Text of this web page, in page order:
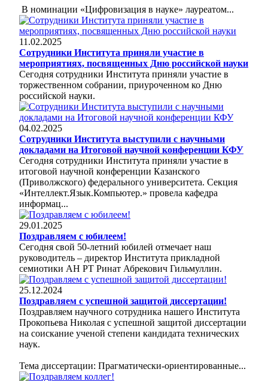
В номинации «Цифровизация в науке» лауреатом...
11.02.2025
Сотрудники Института приняли участие в
мероприятиях, посвященных Дню российской науки
Сегодня сотрудники Института приняли участие в
торжественном собрании, приуроченном ко Дню
российской науки.
04.02.2025
Сотрудники Института выступили с научными
докладами на Итоговой научной конференции КФУ
Сегодня сотрудники Института приняли участие в
итоговой научной конференции Казанского
(Приволжского) федерального университета. Секция
«Интеллект.Язык.Компьютер.» провела кафедра
информац...
29.01.2025
Поздравляем с юбилеем!
Сегодня свой 50-летний юбилей отмечает наш
руководитель – директор Института прикладной
семиотики АН РТ Ринат Абрекович Гильмуллин.
25.12.2024
Поздравляем с успешной защитой диссертации!
Поздравляем научного сотрудника нашего Института
Прокопьева Николая с успешной защитой диссертации
на соискание ученой степени кандидата технических
наук.
Тема диссертации: Прагматически-ориентированные...